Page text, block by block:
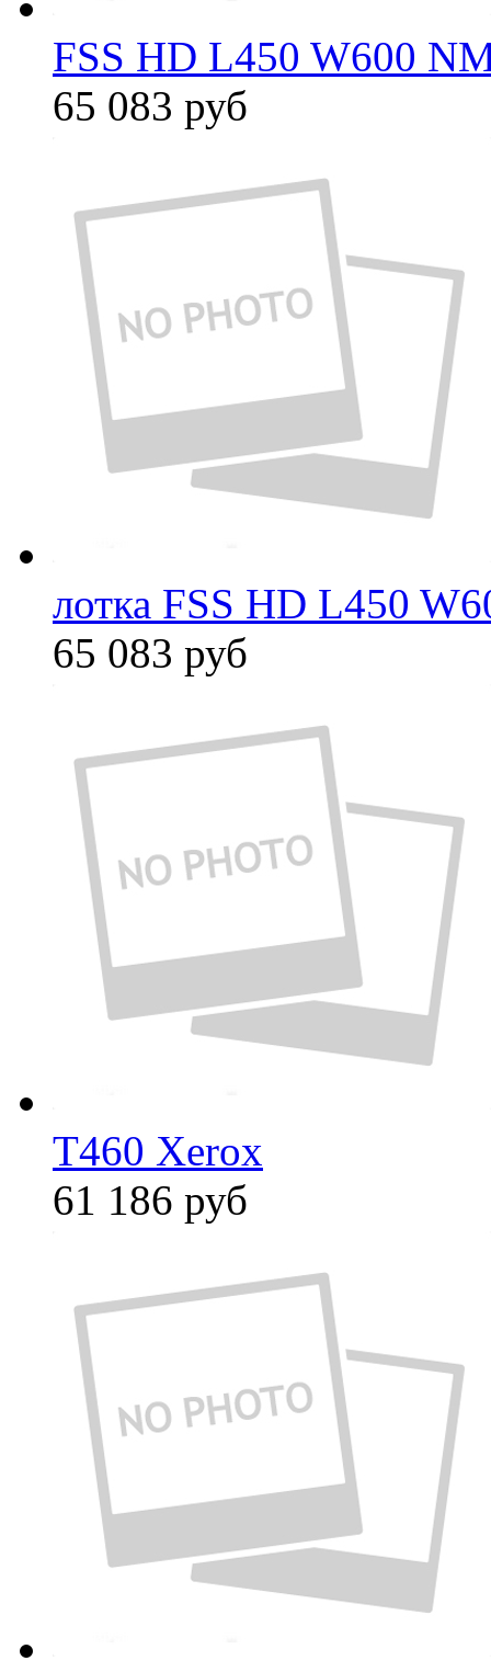
FSS HD L450 W600
65 083 руб
лотка FSS HD L450
65 083 руб
T460 Xerox
61 186 руб